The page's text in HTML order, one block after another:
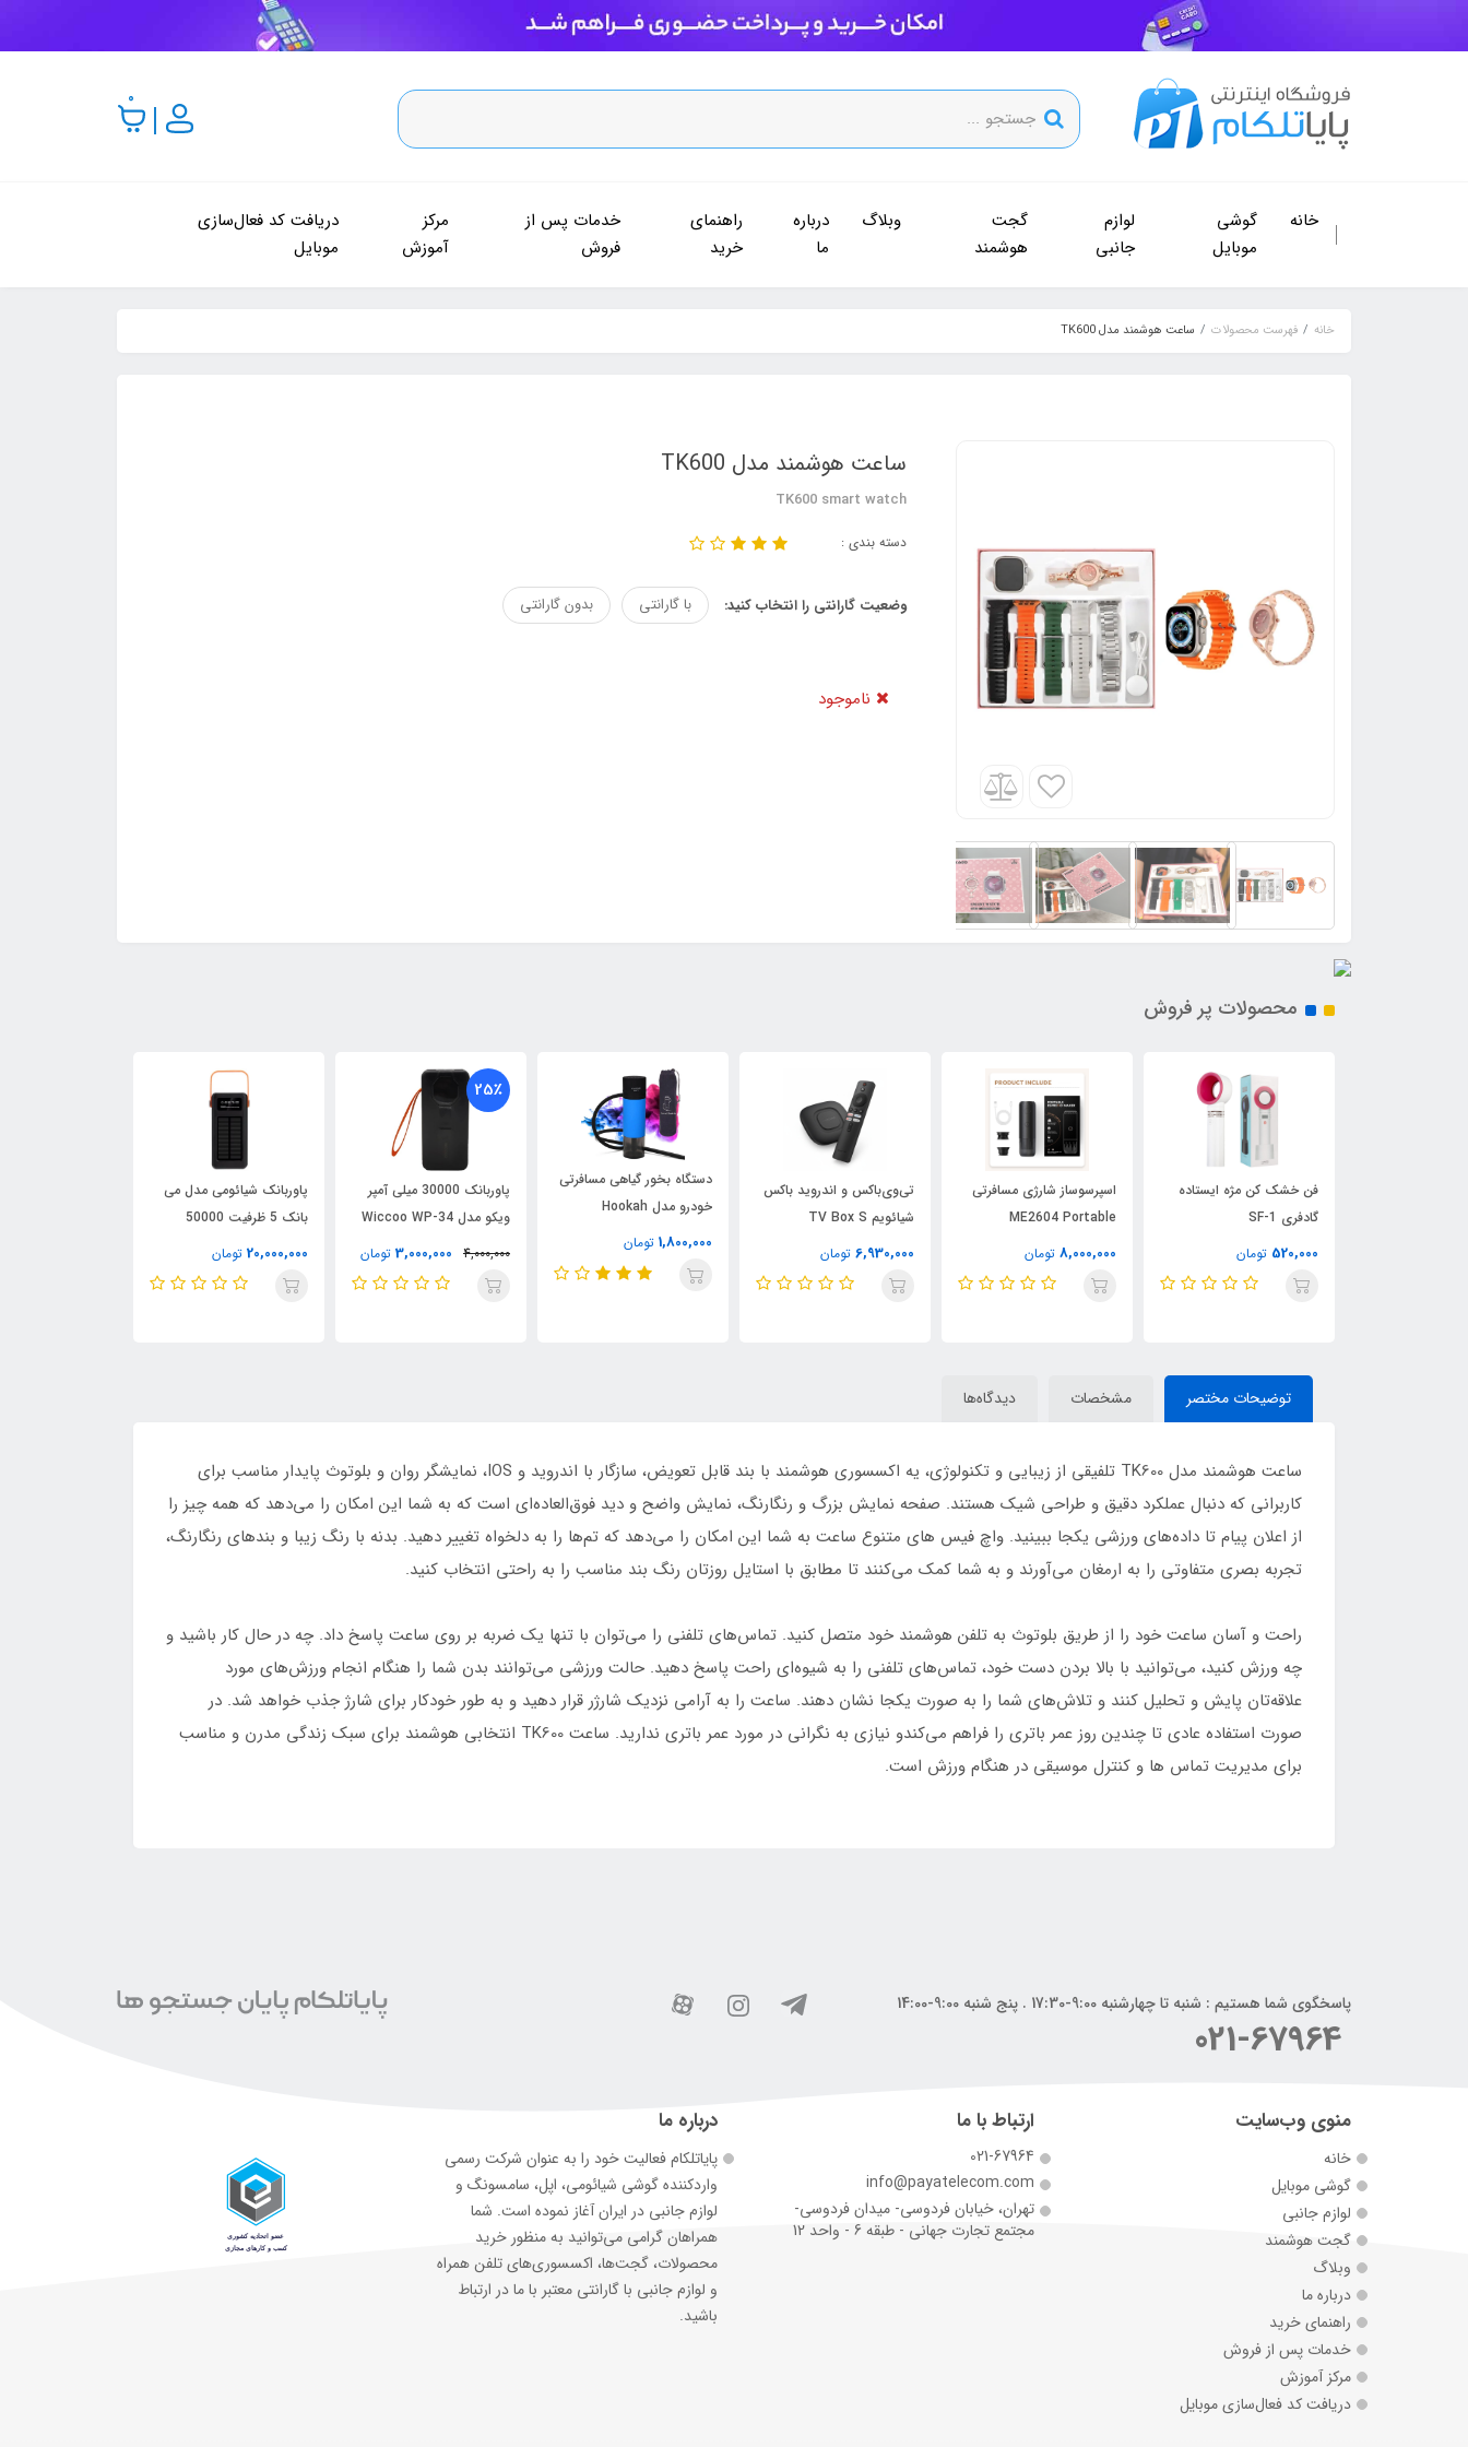
0
خانه
گوشی
موبایل
لوازم
جانبی
گجت
هوشمند
وبلاگ
درباره
ما
راهنمای
خرید
خدمات پس از
فروش
مرکز
آموزش
دریافت کد فعال‌سازی
موبایل
خانه فهرست محصولات ساعت هوشمند مدل TK600
ساعت هوشمند مدل TK600
TK600 smart watch
دسته بندی :
وضعیت گارانتی را انتخاب کنید: با گارانتی بدون گارانتی
ناموجود
محصولات پر فروش
فن خشک کن مژه ایستاده
گادفری SF-1
520,000 تومان
اسپرسوساز شارژی مسافرتی
ME2604 Portable
Espresso Maker
8,000,000 تومان
تی‌وی‌باکس و اندروید باکس
شیائویم TV Box S
6,930,000 تومان
دستگاه بخور گیاهی مسافرتی
خودرو مدل Hookah
1,800,000 تومان
25٪
پاوربانک 30000 میلی آمپر
ویکو مدل Wiccoo WP-34
4,000,000
3,000,000 تومان
پاوربانک شیائومی مدل می
بانک 5 ظرفیت 50000
میلی‌آمپر ساعت
20,000,000 تومان
توضیحات مختصر مشخصات دیدگاه‌ها
ساعت هوشمند مدل TK600 تلفیقی از زیبایی و تکنولوژی، یه اکسسوری هوشمند با بند قابل تعویض، سازگار با اندروید و IOS، نمایشگر روان و بلوتوث پایدار مناسب برای
کاربرانی که دنبال عملکرد دقیق و طراحی شیک هستند. صفحه نمایش بزرگ و رنگارنگ، نمایش واضح و دید فوق‌العاده‌ای است که به شما این امکان را می‌دهد که همه چیز را
از اعلان پیام تا داده‌های ورزشی یکجا ببینید. واچ فیس های متنوع ساعت به شما این امکان را می‌دهد که تم‌ها را به دلخواه تغییر دهید. بدنه با رنگ زیبا و بندهای رنگارنگ،
تجربه بصری متفاوتی را به ارمغان می‌آورند و به شما کمک می‌کنند تا مطابق با استایل روزتان رنگ‌ بند مناسب را به راحتی انتخاب کنید.
راحت و آسان ساعت خود را از طریق بلوتوث به تلفن هوشمند خود متصل کنید. تماس‌های تلفنی را می‌توان با تنها یک ضربه بر روی ساعت پاسخ داد. چه در حال کار باشید و
چه ورزش کنید، می‌توانید با بالا بردن دست خود، تماس‌های تلفنی را به شیوه‌ای راحت پاسخ دهید. حالت ورزشی می‌توانند بدن شما را هنگام انجام ورزش‌های مورد
علاقه‌تان پایش و تحلیل کنند و تلاش‌های شما را به صورت یکجا نشان دهند. ساعت را به آرامی نزدیک شارژر قرار دهید و به طور خودکار برای شارژ جذب خواهد شد. در
صورت استفاده عادی تا چندین روز عمر باتری را فراهم می‌کندو نیازی به نگرانی در مورد عمر باتری ندارید. ساعت TK600 انتخابی هوشمند برای سبک زندگی مدرن و مناسب
برای مدیریت تماس ها و کنترل موسیقی در هنگام ورزش است.
پاسخگوی شما هستیم : شنبه تا چهارشنبه 9:00-17:30 . پنج شنبه 9:00-14:00
021-67964
منوی وب‌سایت
خانه
گوشی موبایل
لوازم جانبی
گجت هوشمند
وبلاگ
درباره ما
راهنمای خرید
خدمات پس از فروش
مرکز آموزش
دریافت کد فعال‌سازی موبایل
ارتباط با ما
021-67964
info@payatelecom.com
تهران، خیابان فردوسی- میدان فردوسی-
مجتمع تجارت جهانی - طبقه 6 - واحد 12
درباره ما
پایاتلکام فعالیت خود را به عنوان شرکت رسمی
وارد‌کننده گوشی شیائومی، اپل، سامسونگ و
لوازم جانبی در ایران آغاز نموده است. شما
همراهان گرامی می‌توانید به منظور خرید
محصولات، گجت‌ها، اکسسوری‌های تلفن همراه
و لوازم جانبی با گارانتی معتبر با ما در ارتباط
باشید.